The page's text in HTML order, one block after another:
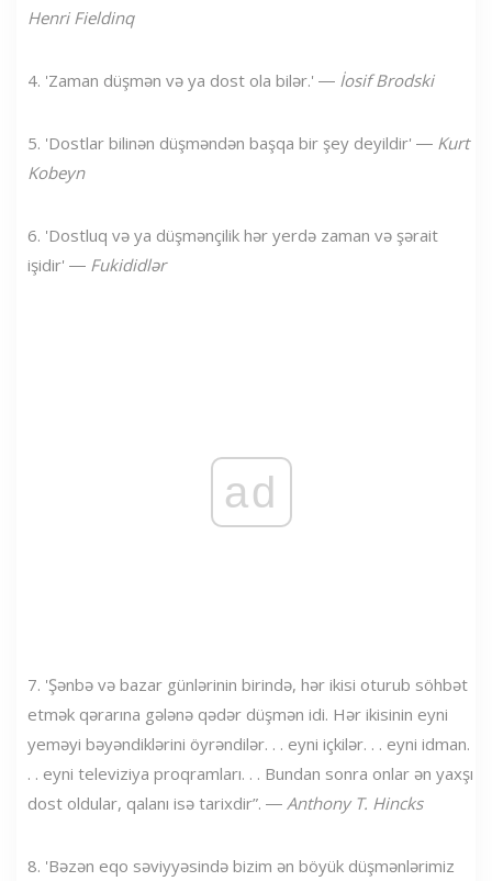
Henri Fieldinq
4. 'Zaman düşmən və ya dost ola bilər.' ― İosif Brodski
5. 'Dostlar bilinən düşməndən başqa bir şey deyildir' ― Kurt
Kobeyn
6. 'Dostluq və ya düşmənçilik hər yerdə zaman və şərait
işidir' ― Fukididlər
ad
7. 'Şənbə və bazar günlərinin birində, hər ikisi oturub söhbət
etmək qərarına gələnə qədər düşmən idi. Hər ikisinin eyni
yeməyi bəyəndiklərini öyrəndilər. . . eyni içkilər. . . eyni idman.
. . eyni televiziya proqramları. . . Bundan sonra onlar ən yaxşı
dost oldular, qalanı isə tarixdir”. ― Anthony T. Hincks
8. 'Bəzən eqo səviyyəsində bizim ən böyük düşmənlərimiz